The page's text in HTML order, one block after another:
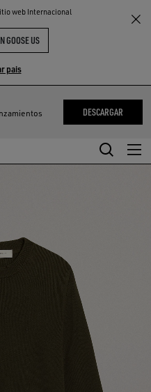
web Internacional
GOOSE US
pais
DESCARGAR